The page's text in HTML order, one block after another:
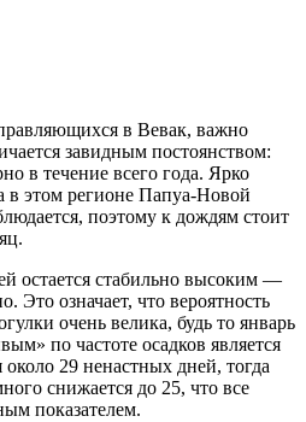
в Вевак, важно
завидным постоянством:
в течение всего года. Ярко
в этом регионе Папуа-Новой
поэтому к дождям стоит
остается стабильно высоким —
Это означает, что вероятность
очень велика, будь то январь
по частоте осадков является
около 29 ненастных дней, тогда
снижается до 25, что все
показателем.